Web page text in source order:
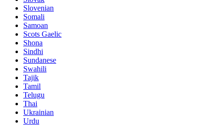
Slovenian
Somali
Samoan
Scots Gaelic
Shona
Sindhi
Sundanese
Swahili
Tajik
Tamil
Telugu
Thai
Ukrainian
Urdu